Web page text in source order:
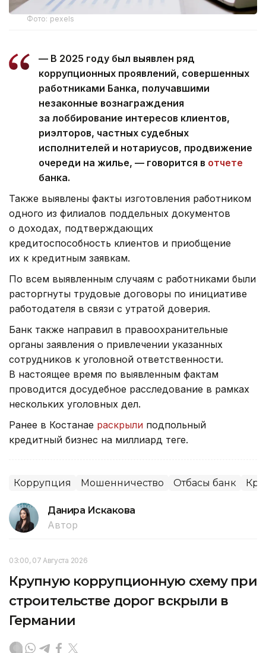
Фото: pexels
— В 2025 году был выявлен ряд
коррупционных проявлений, совершенных
работниками Банка, получавшими
незаконные вознаграждения
за лоббирование интересов клиентов,
риэлторов, частных судебных
исполнителей и нотариусов, продвижение
очереди на жилье, — говорится в отчете
банка.
Также выявлены факты изготовления работником
одного из филиалов поддельных документов
о доходах, подтверждающих
кредитоспособность клиентов и приобщение
их к кредитным заявкам.
По всем выявленным случаям с работниками были
расторгнуты трудовые договоры по инициативе
работодателя в связи с утратой доверия.
Банк также направил в правоохранительные
органы заявления о привлечении указанных
сотрудников к уголовной ответственности.
В настоящее время по выявленным фактам
проводится досудебное расследование в рамках
нескольких уголовных дел.
Ранее в Костанае раскрыли подпольный
кредитный бизнес на миллиард теңге.
Коррупция Мошенничество Отбасы банк
Данира Искакова
Автор
03:00, 07 Августа 2026
Крупную коррупционную схему при
строительстве дорог вскрыли в
Германии